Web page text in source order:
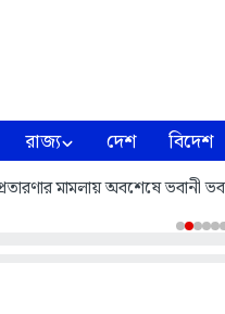
রাজ্য দেশ বিদেশ
মামলায় অবশেষে ভবানী